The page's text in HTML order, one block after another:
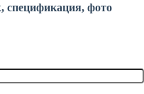
фото